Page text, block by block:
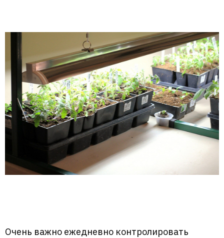
Очень важно ежедневно контролировать